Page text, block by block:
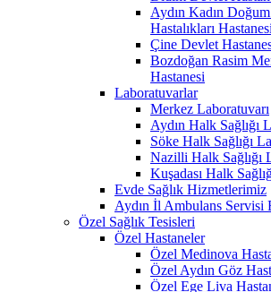
Aydın Kadın
Hastalıkları Hastanesi
Çine Devlet
Bozdoğan Rasim
Hastanesi
Laboratuvarlar
Merkez Laboratuvarı
Aydın Halk Sağlığı
Söke Halk Sağlığı
Nazilli Halk Sağlığı
Kuşadası Halk
Evde Sağlık Hizmetlerimiz
Aydın İl Ambulans Servisi
Özel Sağlık Tesisleri
Özel Hastaneler
Özel Medinova
Özel Aydın Göz
Özel Ege Liva